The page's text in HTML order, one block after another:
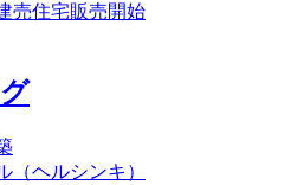
売住宅販売開始
（ヘルシンキ）